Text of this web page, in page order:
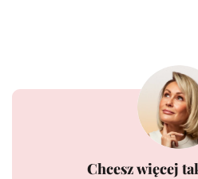
Chcesz więcej